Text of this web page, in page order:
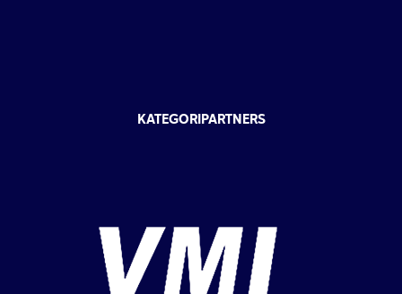
KATEGORIPARTNERS